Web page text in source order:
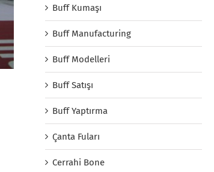
Buff Kumaşı
Buff Manufacturing
Buff Modelleri
Buff Satışı
Buff Yaptırma
Çanta Fuları
Cerrahi Bone